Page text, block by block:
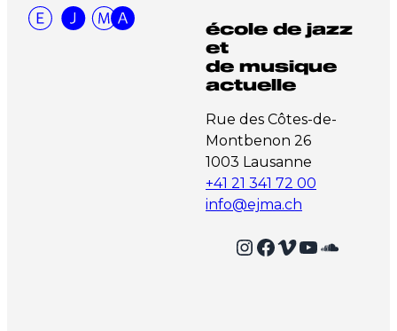
école de jazz
et
de musique
actuelle
Rue des Côtes-de-
Montbenon 26
1003 Lausanne
+41 21 341 72 00
info@ejma.ch
InstagramFacebook Vimeo YouTube SoundCloud